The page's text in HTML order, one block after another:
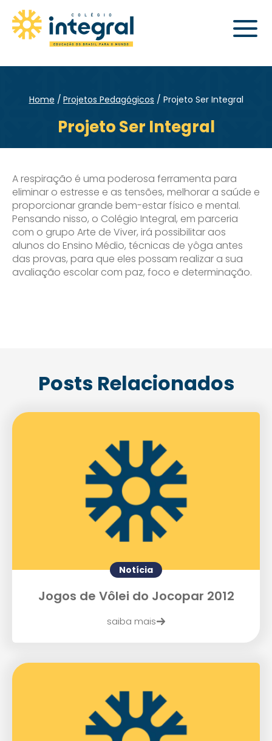
Home Projetos Pedagógicos Projeto Ser Integral
Projeto Ser Integral
A respiração é uma poderosa ferramenta para
eliminar o estresse e as tensões, melhorar a saúde e
proporcionar grande bem-estar físico e mental.
Pensando nisso, o Colégio Integral, em parceria
com o grupo Arte de Viver, irá possibilitar aos
alunos do Ensino Médio, técnicas de yôga antes
das provas, para que eles possam realizar a sua
avaliação escolar com paz, foco e determinação.
Posts Relacionados
Notícia
Jogos de Vôlei do Jocopar 2012
saiba mais